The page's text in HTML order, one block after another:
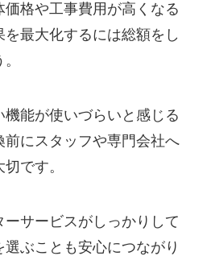
格や工事費用が高くなる
最大化するには総額をし
能が使いづらいと感じる
前にスタッフや専門会社へ
です。
サービスがしっかりして
ぶことも安心につながり